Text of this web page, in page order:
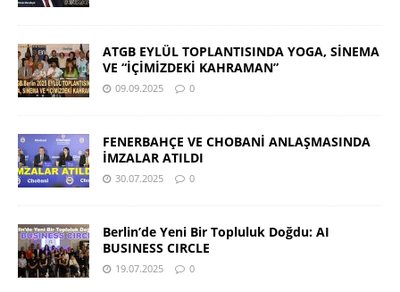
ATGB EYLÜL TOPLANTISINDA YOGA, SİNEMA
VE “İÇİMİZDEKİ KAHRAMAN”
09.09.2025 0
FENERBAHÇE VE CHOBANİ ANLAŞMASINDA
İMZALAR ATILDI
30.07.2025 0
Berlin’de Yeni Bir Topluluk Doğdu: AI
BUSINESS CIRCLE
19.07.2025 0